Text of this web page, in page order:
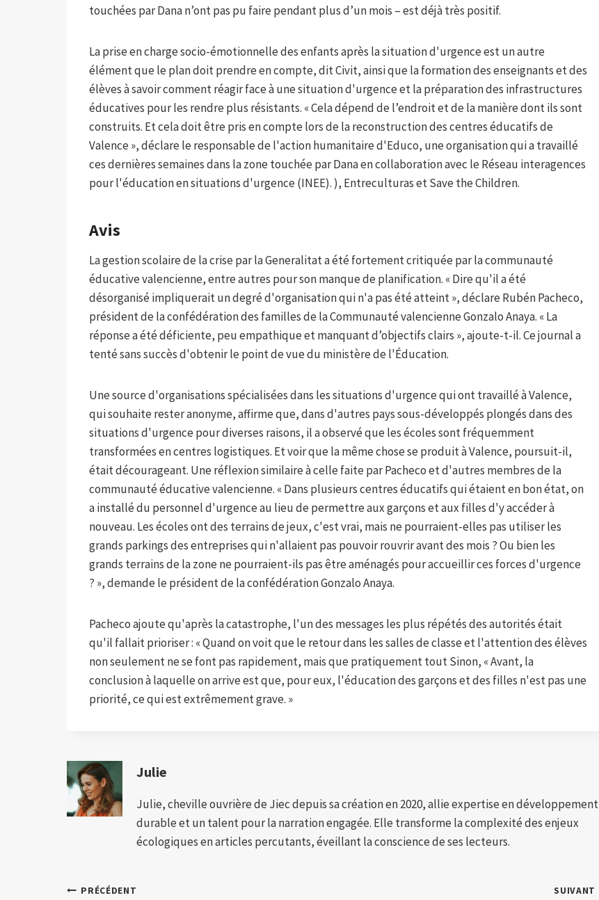
touchées par Dana n’ont pas pu faire pendant plus d’un mois – est déjà très positif.
La prise en charge socio-émotionnelle des enfants après la situation d'urgence est un autre
élément que le plan doit prendre en compte, dit Civit, ainsi que la formation des enseignants et des
élèves à savoir comment réagir face à une situation d'urgence et la préparation des infrastructures
éducatives pour les rendre plus résistants. « Cela dépend de l’endroit et de la manière dont ils sont
construits. Et cela doit être pris en compte lors de la reconstruction des centres éducatifs de
Valence », déclare le responsable de l'action humanitaire d'Educo, une organisation qui a travaillé
ces dernières semaines dans la zone touchée par Dana en collaboration avec le Réseau interagences
pour l'éducation en situations d'urgence (INEE). ), Entreculturas et Save the Children.
Avis
La gestion scolaire de la crise par la Generalitat a été fortement critiquée par la communauté
éducative valencienne, entre autres pour son manque de planification. « Dire qu'il a été
désorganisé impliquerait un degré d'organisation qui n'a pas été atteint », déclare Rubén Pacheco,
président de la confédération des familles de la Communauté valencienne Gonzalo Anaya. « La
réponse a été déficiente, peu empathique et manquant d’objectifs clairs », ajoute-t-il. Ce journal a
tenté sans succès d'obtenir le point de vue du ministère de l'Éducation.
Une source d'organisations spécialisées dans les situations d'urgence qui ont travaillé à Valence,
qui souhaite rester anonyme, affirme que, dans d'autres pays sous-développés plongés dans des
situations d'urgence pour diverses raisons, il a observé que les écoles sont fréquemment
transformées en centres logistiques. Et voir que la même chose se produit à Valence, poursuit-il,
était décourageant. Une réflexion similaire à celle faite par Pacheco et d'autres membres de la
communauté éducative valencienne. « Dans plusieurs centres éducatifs qui étaient en bon état, on
a installé du personnel d'urgence au lieu de permettre aux garçons et aux filles d'y accéder à
nouveau. Les écoles ont des terrains de jeux, c'est vrai, mais ne pourraient-elles pas utiliser les
grands parkings des entreprises qui n'allaient pas pouvoir rouvrir avant des mois ? Ou bien les
grands terrains de la zone ne pourraient-ils pas être aménagés pour accueillir ces forces d'urgence
? », demande le président de la confédération Gonzalo Anaya.
Pacheco ajoute qu'après la catastrophe, l'un des messages les plus répétés des autorités était
qu'il fallait prioriser : « Quand on voit que le retour dans les salles de classe et l'attention des élèves
non seulement ne se font pas rapidement, mais que pratiquement tout Sinon, « Avant, la
conclusion à laquelle on arrive est que, pour eux, l'éducation des garçons et des filles n'est pas une
priorité, ce qui est extrêmement grave. »
Julie
Julie, cheville ouvrière de Jiec depuis sa création en 2020, allie expertise en développement
durable et un talent pour la narration engagée. Elle transforme la complexité des enjeux
écologiques en articles percutants, éveillant la conscience de ses lecteurs.
Navigation
PRÉCÉDENT SUIVANT